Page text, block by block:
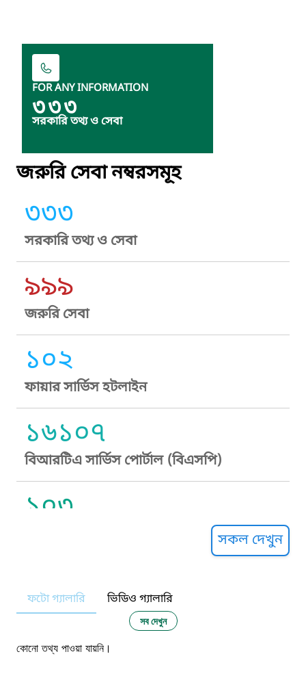
FOR ANY INFORMATION
৩৩৩
সরকারি তথ্য ও সেবা
জরুরি সেবা নম্বরসমূহ
৩৩৩
সরকারি তথ্য ও সেবা
৯৯৯
জরুরি সেবা
১০২
ফায়ার সার্ভিস হটলাইন
১৬১০৭
বিআরটিএ সার্ভিস পোর্টাল (বিএসপি)
১০৩
নারী ও শিশু নির্যাতন প্রতিরোধ
১০৬
সকল দেখুন
ফটো গ্যালারি ভিডিও গ্যালারি
সব দেখুন
কোনো তথ্য পাওয়া যায়নি।